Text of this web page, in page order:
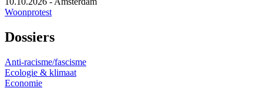
Woonprotest
Dossiers
Anti-racisme/fascisme
Ecologie & klimaat
Economie